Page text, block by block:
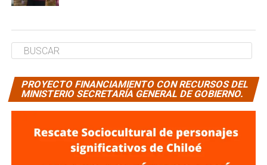
PROYECTO FINANCIAMIENTO CON RECURSOS DEL
MINISTERIO SECRETARÍA GENERAL DE GOBIERNO.